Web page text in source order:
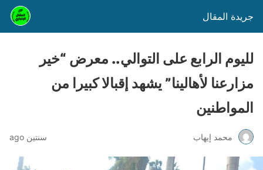
جريدة المقال
لليوم الرابع على التوالي.. معرض “خير
مزارعنا لأهالينا” يشهد إقبالا كبيرا من
المواطنين
محمد إيهاب سنتين ago